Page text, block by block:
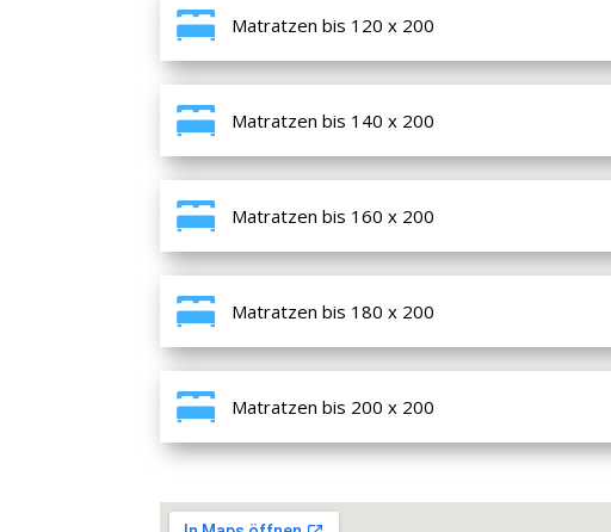
Matratzen bis 120 x 200
Matratzen bis 140 x 200
Matratzen bis 160 x 200
Matratzen bis 180 x 200
Matratzen bis 200 x 200